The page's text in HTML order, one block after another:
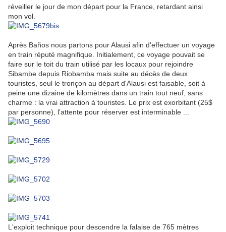
réveiller le jour de mon départ pour la France, retardant ainsi
mon vol.
Après Baños nous partons pour Alausi afin d'effectuer un voyage
en train réputé magnifique. Initialement, ce voyage pouvait se
faire sur le toit du train utilisé par les locaux pour rejoindre
Sibambe depuis Riobamba mais suite au décès de deux
touristes, seul le tronçon au départ d'Alausi est faisable, soit à
peine une dizaine de kilomètres dans un train tout neuf, sans
charme : la vrai attraction à touristes. Le prix est exorbitant (25$
par personne), l'attente pour réserver est interminable ...
L'exploit technique pour descendre la falaise de 765 mètres